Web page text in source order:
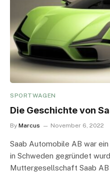
SPORTWAGEN
Die Geschichte von
By Marcus November 6, 2022
Saab Automobile AB war
in Schweden gegründet
Muttergesellschaft Saab